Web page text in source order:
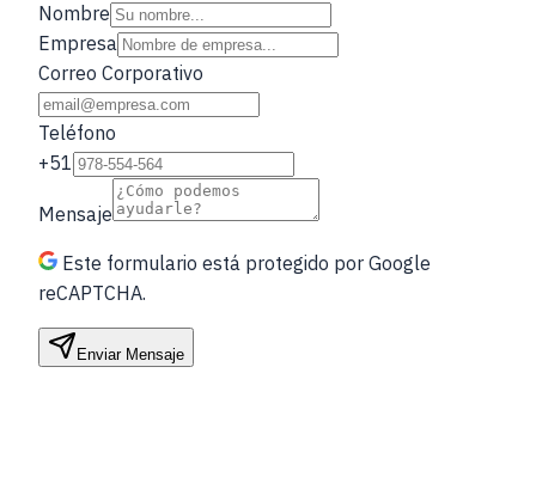
Nombre
Empresa
Correo Corporativo
Teléfono
+51
Mensaje
Este formulario está protegido por Google
reCAPTCHA.
Enviar Mensaje